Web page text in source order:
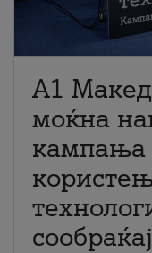
A1
моќна
кампања